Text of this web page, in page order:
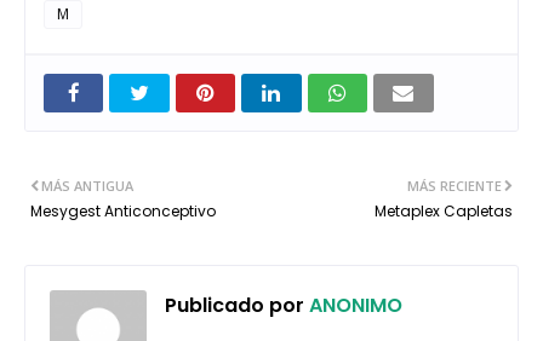
M
MÁS RECIENTE
Metaplex Capletas
MÁS ANTIGUA
Mesygest Anticonceptivo
Publicado por ANONIMO